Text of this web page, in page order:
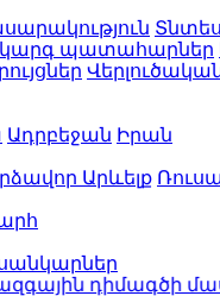
պատահարներ
Ադրբեջան Իրան
Արևելք
դիմագծի